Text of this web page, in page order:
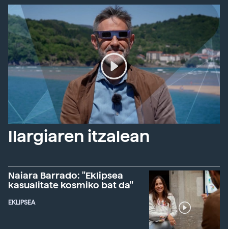
Ilargiaren itzalean
Naiara Barrado: "Eklipsea
kasualitate kosmiko bat da"
EKLIPSEA